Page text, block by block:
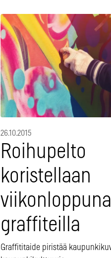
26.10.2015
Roihupelto
koristellaan
viikonloppuna
graffiteilla
Graffititaide piristää